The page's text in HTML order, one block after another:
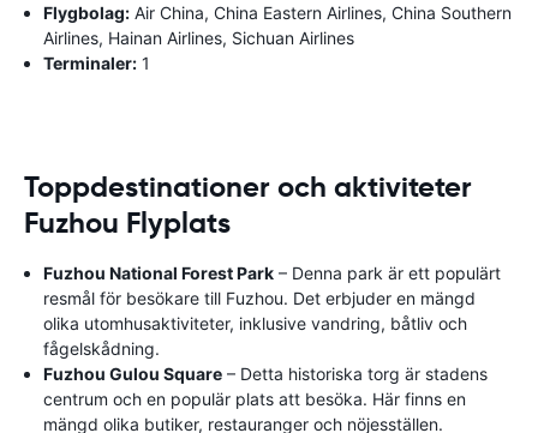
Flygbolag: Air China, China Eastern Airlines, China Southern
Airlines, Hainan Airlines, Sichuan Airlines
Terminaler: 1
Toppdestinationer och aktiviteter
Fuzhou Flyplats
Fuzhou National Forest Park – Denna park är ett populärt
resmål för besökare till Fuzhou. Det erbjuder en mängd
olika utomhusaktiviteter, inklusive vandring, båtliv och
fågelskådning.
Fuzhou Gulou Square – Detta historiska torg är stadens
centrum och en populär plats att besöka. Här finns en
mängd olika butiker, restauranger och nöjesställen.